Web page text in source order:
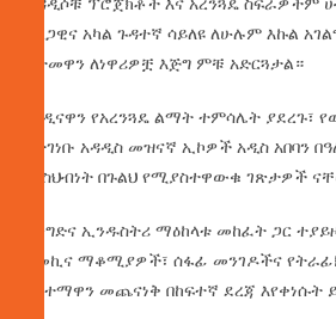
አረጋዊና አካል ጉዳተኛ ሳይለዩ ለሁሉም እኩል
ከተመዋን ለነዋሪዎቿ እጅግ ምቹ አድርጓታል።
መዲናዋን የአረንጓዴ ልማት ተምሳሌት ያደረጉ፣
የተገነቡ አዳዲስ መዝናኛ ኢኮዎች አዲስ አበባን
መስህብነት በጉልህ የሚያስተዋውቁ ገጽታዎች
ከንግድና ኢንዱስትሪ ማዕከላቱ መከፈት ጋር
የመኪና ማቆሚያዎች፣ ሰፋፊ መንገዶችና
የከተማዋን መጨናነቅ በከፍተኛ ደረጃ እየቀነሱት